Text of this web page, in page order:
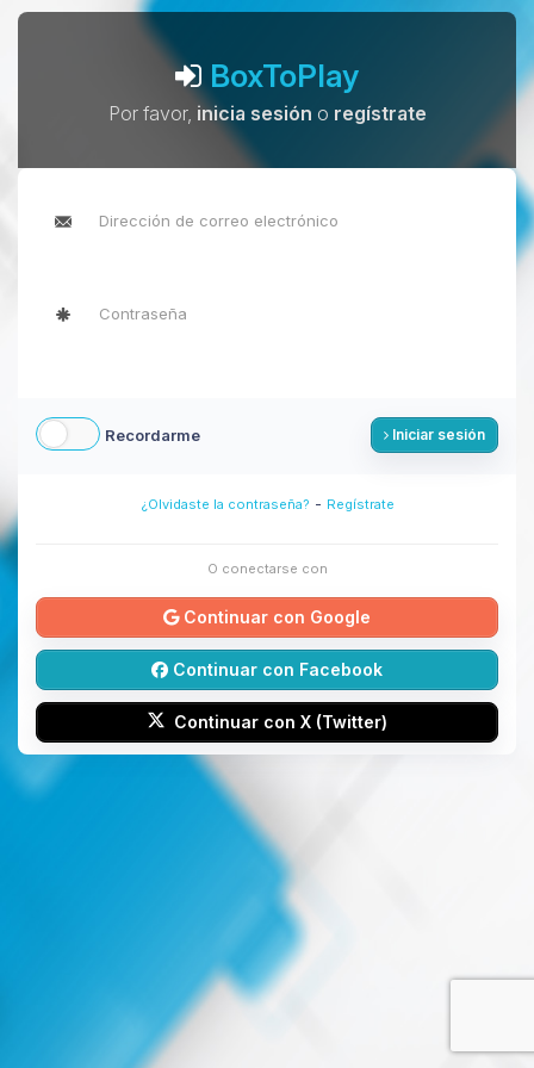
BoxToPlay
Por favor, inicia sesión o regístrate
Recordarme Iniciar sesión
¿Olvidaste la contraseña? - Regístrate
O conectarse con
Continuar con Google
Continuar con Facebook
Continuar con X (Twitter)